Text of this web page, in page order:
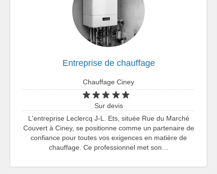
Entreprise de chauffage
Chauffage Ciney
Sur devis
L'entreprise Leclercq J-L. Ets, située Rue du Marché
Couvert à Ciney, se positionne comme un partenaire de
confiance pour toutes vos exigences en matière de
chauffage. Ce professionnel met son…